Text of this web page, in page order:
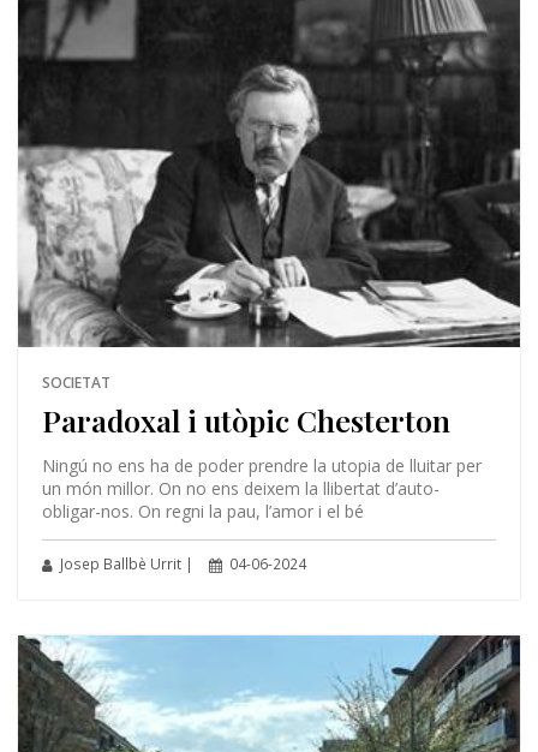
SOCIETAT
Paradoxal i utòpic Chesterton
Ningú no ens ha de poder prendre la utopia de lluitar per
un món millor. On no ens deixem la llibertat d’auto-
obligar-nos. On regni la pau, l’amor i el bé
Josep Ballbè Urrit | 04-06-2024